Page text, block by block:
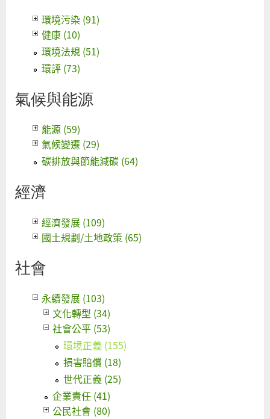
環境污染 (91)
健康 (10)
環境法規 (51)
環評 (73)
氣候與能源
能源 (59)
氣候變遷 (29)
碳排放與節能減碳 (64)
經濟
經濟發展 (109)
國土規劃/土地政策 (65)
社會
永續發展 (103)
文化轉型 (34)
社會公平 (53)
環境正義 (155)
損害賠償 (18)
世代正義 (25)
企業責任 (41)
公民社會 (80)